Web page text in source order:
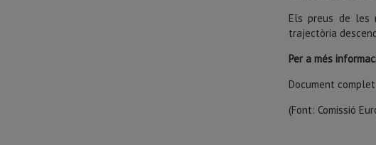
Els preus de les
trajectòria
Per a més
Document
(Font: Comissió